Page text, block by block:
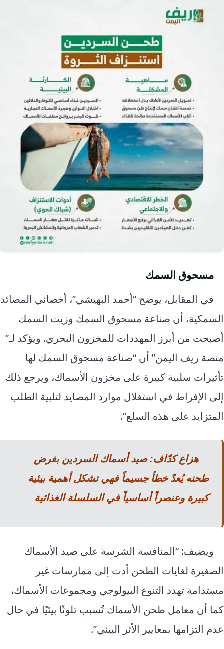
مسحوق السمك
في المقابل، يوضح “أحمد البهيشي”، أخصائي المصائد
السمكية، أن صناعة مسحوق السمك وزيت السمك
أصبحت من أبرز المهددات للمخزون البحري. ويؤكد لـ”
منصة ريف اليمن” أن “صناعة مسحوق السمك لها
تأثيرات سلبية كبيرة على مخزون الأسماك، ويرجع ذلك
إلى الإفراط في استغلال موارد المصايد لتلبية الطلب
المتزايد على هذه السلع”.
هزاع كدّاف: صيد أسماك السردين بغرض
طحنه يُعدّ خطأ جسيماً فهي تشكل أهمية بيئية
كبيرة وعنصراً أساسياً في السلسلة الغذائية
ويضيف: “المنافسة الشرسة على صيد الأسماك
الصغيرة لغايات الطحن أدت إلى ممارسات غير
مستدامة تهدد التنوع البيولوجي ومجموعات الأسماك،
كما أن معامل طحن الأسماك تُسبب تلوثًا بيئيًا في حال
عدم التزامها بمعايير الأثر البيئي”.